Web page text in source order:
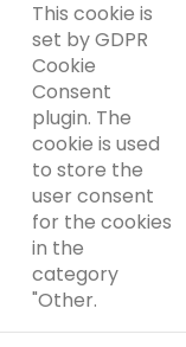
This cookie is
set by GDPR
Cookie
Consent
plugin. The
cookie is used
to store the
user consent
for the cookies
in the
category
"Other.